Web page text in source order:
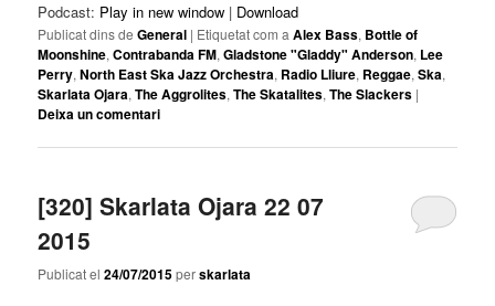
Podcast: Play in new window | Download
Publicat dins de General | Etiquetat com a Alex Bass, Bottle of
Moonshine,Contrabanda FM,Gladstone "Gladdy" Anderson, Lee
Perry,North East Ska Jazz Orchestra, Radio Lliure, Reggae,Ska,
Skarlata Ojara,The Aggrolites,The Skatalites,The Slackers |
Deixa un comentari
[320] Skarlata Ojara 22 07
2015
Publicat el24/07/2015perskarlata